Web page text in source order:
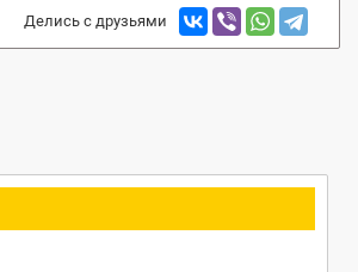
Делись с друзьями